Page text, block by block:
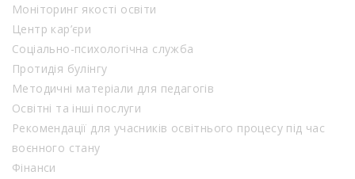
Моніторинг якості освіти
Центр кар’єри
Соціально-психологічна служба
Протидія булінгу
Методичні матеріали для педагогів
Освітні та інші послуги
Рекомендації для учасників освітнього процесу під час
воєнного стану
Фінанси